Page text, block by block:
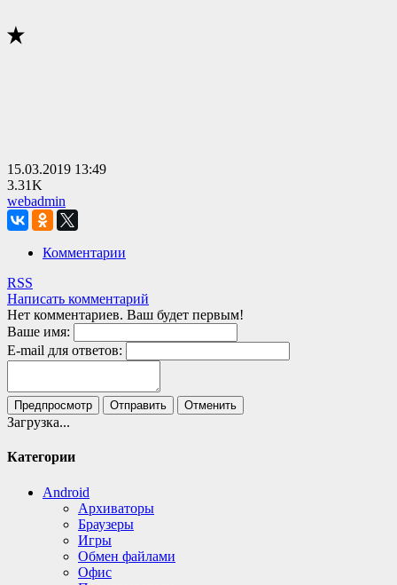
15.03.2019 13:49
3.31K
webadmin
Комментарии
RSS
Написать комментарий
Нет комментариев. Ваш будет первым!
Ваше имя:
E-mail для ответов:
Предпросмотр Отправить Отменить
Загрузка...
Категории
Android
Архиваторы
Браузеры
Игры
Обмен файлами
Офис